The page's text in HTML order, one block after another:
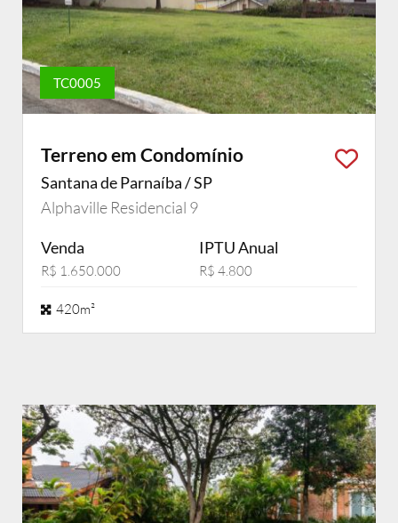
TC0005
Terreno em Condomínio
Santana de Parnaíba / SP
Alphaville Residencial 9
Venda
R$ 1.650.000
IPTU Anual
R$ 4.800
420m²